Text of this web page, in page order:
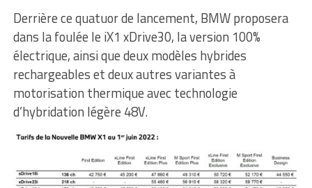
Derrière ce quatuor de lancement, BMW proposera
dans la foulée le iX1 xDrive30, la version 100%
électrique, ainsi que deux modèles hybrides
rechargeables et deux autres variantes à
motorisation thermique avec technologie
d’hybridation légère 48V.